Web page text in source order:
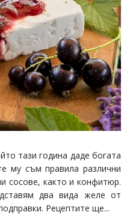
тази година даде богата
му съм правила различни
сосове, както и конфитюр.
два вида желе от
Рецептите ще...